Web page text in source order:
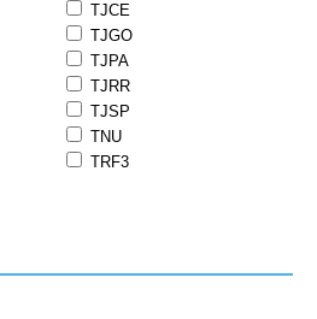
TJCE
TJGO
TJPA
TJRR
TJSP
TNU
TRF3